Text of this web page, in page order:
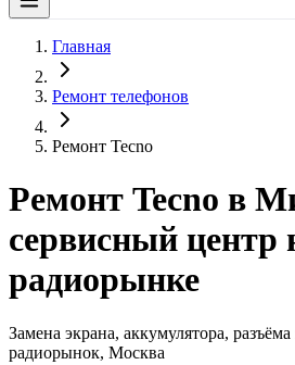
Главная
Ремонт телефонов
Ремонт Tecno
Ремонт Tecno в
сервисный центр
радиорынке
Замена экрана, аккумулятора,
радиорынок, Москва